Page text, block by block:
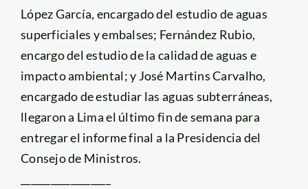
López García, encargado del estudio de aguas
superficiales y embalses; Fernández Rubio,
encargo del estudio de la calidad de aguas e
impacto ambiental; y José Martins Carvalho,
encargado de estudiar las aguas subterráneas,
llegaron a Lima el último fin de semana para
entregar el informe final a la Presidencia del
Consejo de Ministros.